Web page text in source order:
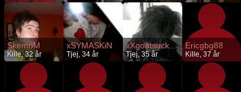
SkemoM
Kille, 32 år
xSYMASKiN
Tjej, 34 år
xXgoatsuckerXx
Tjej, 35 år
Ericgbg88
Kille, 37 år